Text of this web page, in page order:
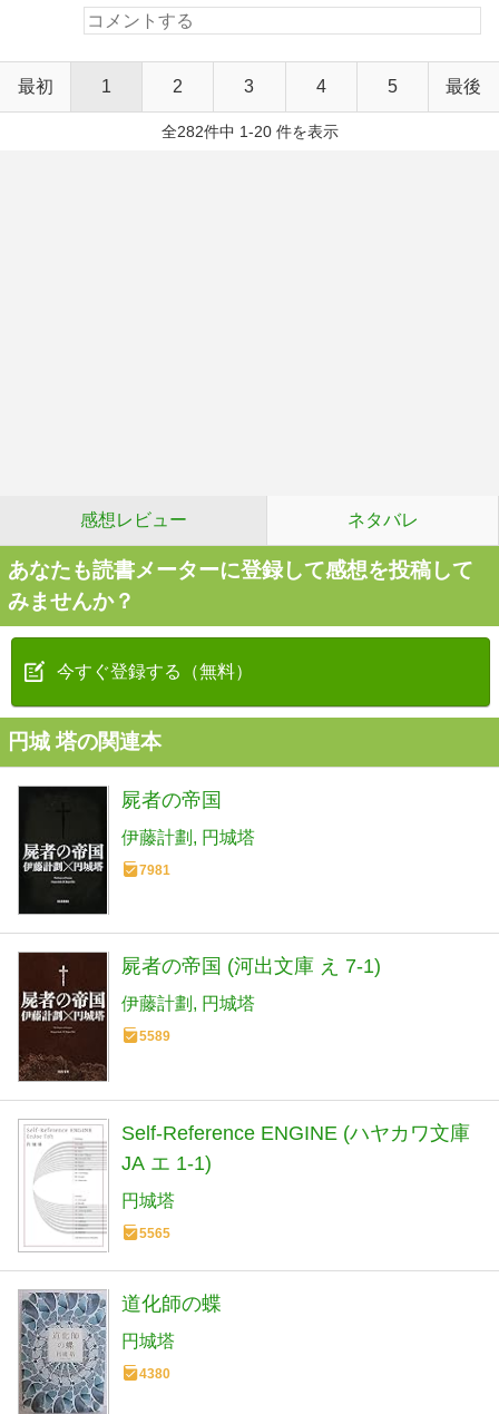
最初 1 2 3 4 5 最後
全282件中 1-20 件を表示
感想レビュー ネタバレ
あなたも読書メーターに登録して感想を投稿して
みませんか？
今すぐ登録する（無料）
円城 塔の関連本
屍者の帝国
伊藤計劃 円城塔
7981
屍者の帝国 (河出文庫 え 7-1)
伊藤計劃 円城塔
5589
Self-Reference ENGINE (ハヤカワ文庫
JA エ 1-1)
円城塔
5565
道化師の蝶
円城塔
4380